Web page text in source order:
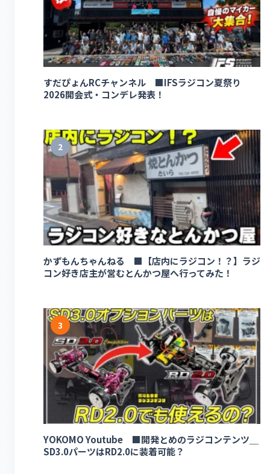
すだぴょんRCチャンネル ■IFSラジコン夏祭り
2026開会式・コンデレ発表！
2
かずもんちゃんねる ■【店内にラジコン！？】ラジ
コン好き店主が営むとんかつ屋へ行ってみた！
3
YOKOMO Youtube ■開発とめのラジコンテンツ＿
SD3.0パーツはRD2.0に装着可能？